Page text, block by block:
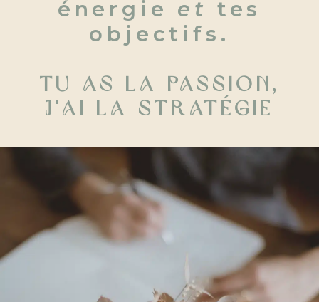
énergie et tes
objectifs.
Tu as la passion,
j'ai la stratégie